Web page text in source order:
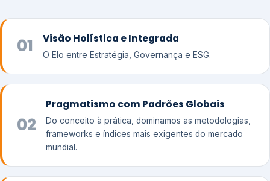
01 Visão Holística e Integrada
O Elo entre Estratégia, Governança e ESG.
02
Pragmatismo com Padrões Globais
Do conceito à prática, dominamos as metodologias,
frameworks e índices mais exigentes do mercado
mundial.